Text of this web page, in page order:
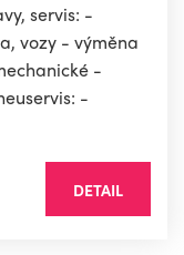
servis: -
vozy - výměna
-
-
DETAIL